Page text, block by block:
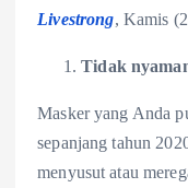
Livestrong, Kamis
Tidak
Masker yang Anda
sepanjang tahun
menyusut atau